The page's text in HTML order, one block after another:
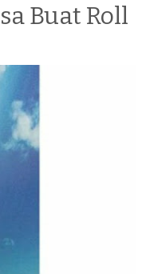
Buat Roll